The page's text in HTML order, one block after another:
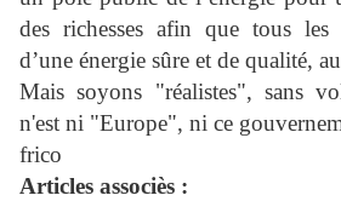
des richesses afin que tous les
d’une énergie sûre et de qualité,
Mais soyons "réalistes", sans
n'est ni "Europe", ni ce
frico
Articles associès :